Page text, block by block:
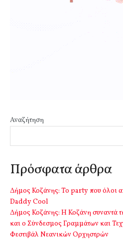
Αναζήτηση
Πρόσφατα άρθρα
Δήμος Κοζάνης: Το party που όλοι
Daddy Cool
Δήμος Κοζάνης: Η Κοζάνη συναντά
και ο Σύνδεσμος Γραμμάτων και
Φεστιβάλ Νεανικών Ορχηστρών